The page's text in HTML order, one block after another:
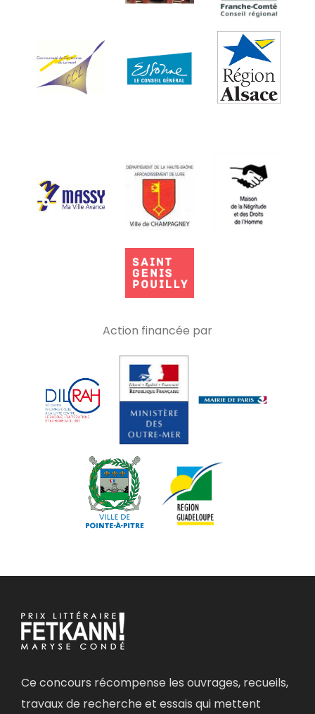
Action financée par
Ce concours récompense les ouvrages, recueils,
travaux de recherche et essais qui mettent